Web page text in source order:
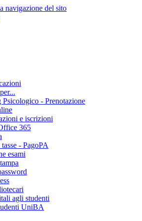
navigazione del sito
Psicologico - Prenotazione
e iscrizioni
365
- PagoPA
esami
agli studenti
UniBA